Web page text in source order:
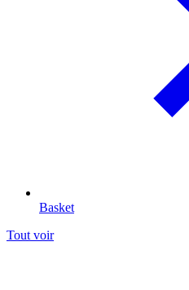
Basket
Tout voir